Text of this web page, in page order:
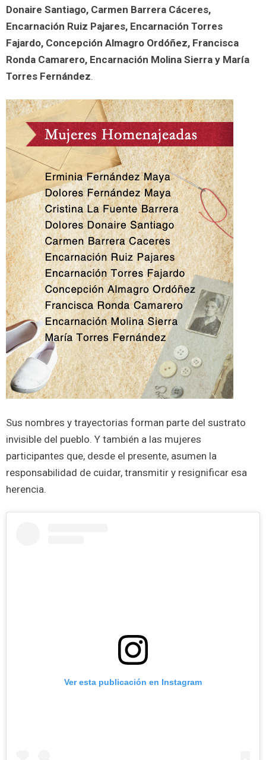
Donaire Santiago, Carmen Barrera Cáceres,
Encarnación Ruiz Pajares, Encarnación Torres
Fajardo, Concepción Almagro Ordóñez, Francisca
Ronda Camarero, Encarnación Molina Sierra y María
Torres Fernández.
Sus nombres y trayectorias forman parte del sustrato
invisible del pueblo. Y también a las mujeres
participantes que, desde el presente, asumen la
responsabilidad de cuidar, transmitir y resignificar esa
herencia.
Ver esta publicación en Instagram